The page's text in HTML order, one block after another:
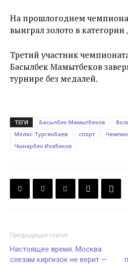
На прошлогоднем
выиграл золото в категории
Третий участник
Басылбек Мамытбеков
турнире без медалей.
ТЕГИ Басылбек Мамытбеков
Мелис Турганбаев
спорт
Чынарбек Изабеков
Предыдущая статья
Настоящее время: Москва
слезам киргизок не верит —